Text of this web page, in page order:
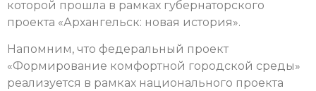
которой прошла в рамках губернаторского
проекта «Архангельск: новая история».
Напомним, что федеральный проект
«Формирование комфортной городской среды»
реализуется в рамках национального проекта